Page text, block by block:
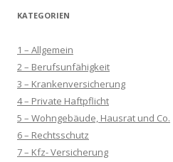
KATEGORIEN
1 – Allgemein
2 – Berufsunfähigkeit
3 – Krankenversicherung
4 – Private Haftpflicht
5 – Wohngebäude, Hausrat und Co.
6 – Rechtsschutz
7 – Kfz- Versicherung